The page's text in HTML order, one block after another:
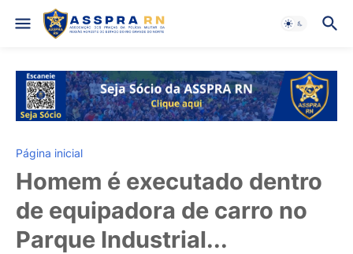
Página inicial
Homem é executado dentro
de equipadora de carro no
Parque Industrial...